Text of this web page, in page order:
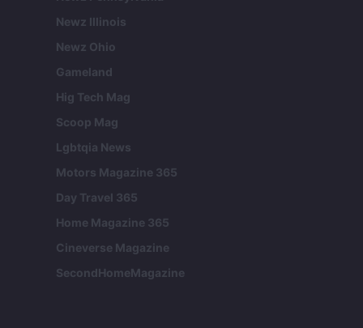
Newz Illinois
Newz Ohio
Gameland
Hig Tech Mag
Scoop Mag
Lgbtqia News
Motors Magazine 365
Day Travel 365
Home Magazine 365
Cineverse Magazine
SecondHomeMagazine